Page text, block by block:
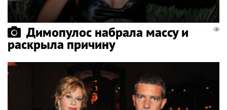
Димопулос набрала массу и
раскрыла причину